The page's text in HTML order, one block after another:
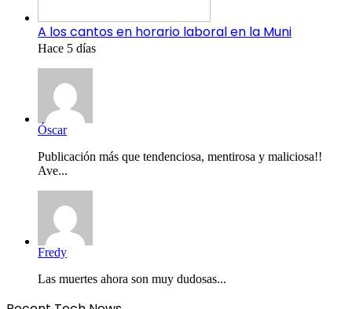
A los cantos en horario laboral en la Muni
Hace 5 días
Óscar
Publicación más que tendenciosa, mentirosa y maliciosa!!
Ave...
Fredy
Las muertes ahora son muy dudosas...